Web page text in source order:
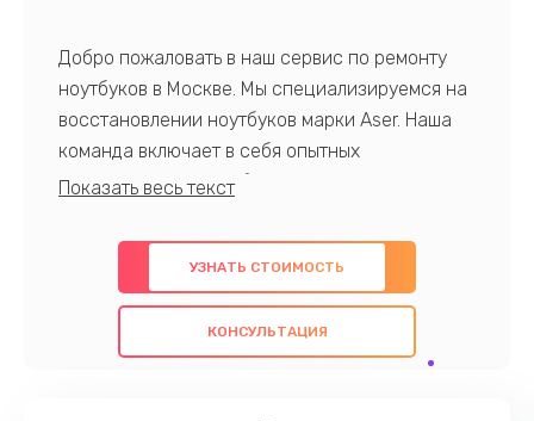
Добро пожаловать в наш сервис по ремонту
ноутбуков в Москве. Мы специализируемся на
восстановлении ноутбуков марки Aser. Наша
команда включает в себя опытных
профессионалов с обширными знаниями и
предлагаем быстрый и качественный ремонт с
использованием оригинальных компонентов, а
также гарантируем качество всех
проведенных работ. Наша цель - предоставить
УЗНАТЬ СТОИМОСТЬ
КОНСУЛЬТАЦИЯ